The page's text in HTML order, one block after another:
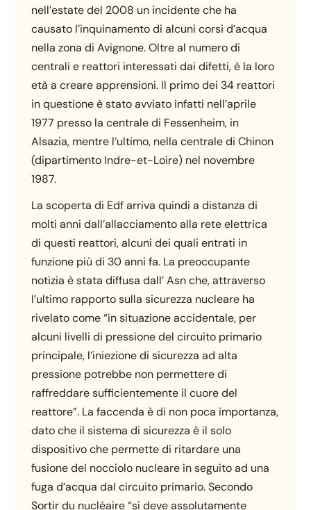
nell’estate del 2008 un incidente che ha
causato l’inquinamento di alcuni corsi d’acqua
nella zona di Avignone. Oltre al numero di
centrali e reattori interessati dai difetti, è la loro
età a creare apprensioni. Il primo dei 34 reattori
in questione è stato avviato infatti nell’aprile
1977 presso la centrale di Fessenheim, in
Alsazia, mentre l’ultimo, nella centrale di Chinon
(dipartimento Indre-et-Loire) nel novembre
1987.
La scoperta di Edf arriva quindi a distanza di
molti anni dall’allacciamento alla rete elettrica
di questi reattori, alcuni dei quali entrati in
funzione più di 30 anni fa. La preoccupante
notizia è stata diffusa dall’ Asn che, attraverso
l’ultimo rapporto sulla sicurezza nucleare ha
rivelato come “in situazione accidentale, per
alcuni livelli di pressione del circuito primario
principale, l’iniezione di sicurezza ad alta
pressione potrebbe non permettere di
raffreddare sufficientemente il cuore del
reattore”. La faccenda è di non poca importanza,
dato che il sistema di sicurezza è il solo
dispositivo che permette di ritardare una
fusione del nocciolo nucleare in seguito ad una
fuga d’acqua dal circuito primario. Secondo
Sortir du nucléaire “si deve assolutamente